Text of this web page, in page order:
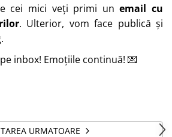
cei mici veți primi unemail cu
. Ulterior, vom face publică și
inbox! Emoțiile continuă! 💌
URMATOARE